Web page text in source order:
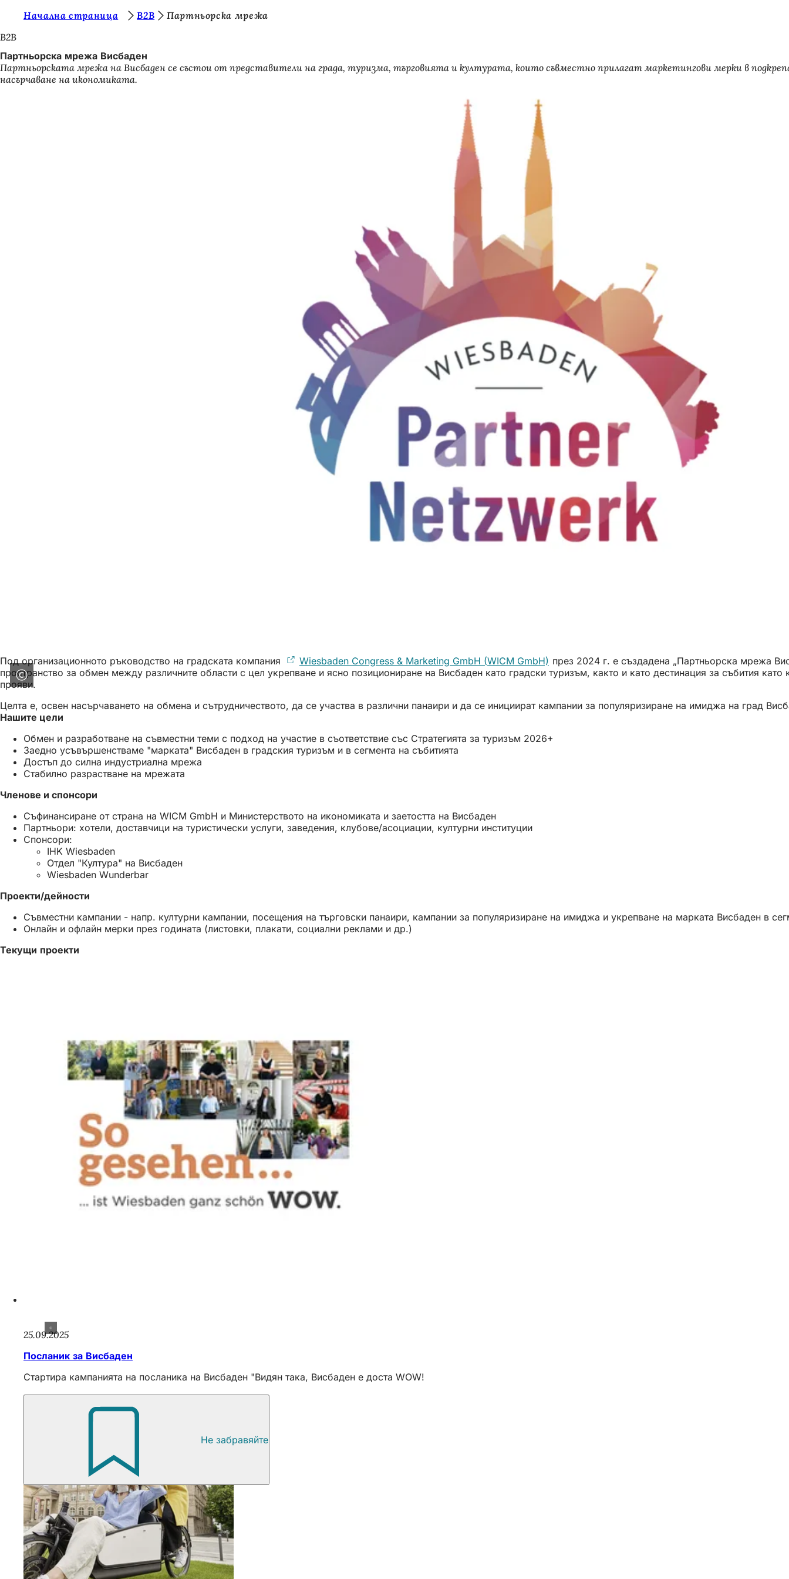
Преминаване към съдържанието
и
е
с
Начална страница B2B
Партньорска мрежа
B2B
Партньорска мрежа Висбаден
Партньорската мрежа на Висбаден се състои от представители на града, туризма, търговията и културата, които съвместно прилагат маркетингови мерки в
насърчаване на икономиката.
Под организационното ръководство на градската компания Wiesbaden Congress & Marketing GmbH (WICM GmbH) (Отваря
се
раздел)
през 2024 г. е създадена „Партньорска мрежа
пространство за обмен между различните области с цел укрепване и ясно позициониране на Висбаден като градски туризъм, както и като дестинация за събития
прояви.
Целта е, освен насърчаването на обмена и сътрудничеството, да се участва в различни панаири и да се инициират кампании за популяризиране на имиджа на град
Нашите цели
Обмен и разработване на съвместни теми с подход на участие в съответствие със Стратегията за туризъм 2026+
Заедно усъвършенстваме "марката" Висбаден в градския туризъм и в сегмента на събитията
Достъп до силна индустриална мрежа
Стабилно разрастване на мрежата
Членове и спонсори
Съфинансиране от страна на WICM GmbH и Министерството на икономиката и заетостта на Висбаден
Партньори: хотели, доставчици на туристически услуги, заведения, клубове/асоциации, културни институции
Спонсори:
IHK Wiesbaden
Отдел "Култура" на Висбаден
Wiesbaden Wunderbar
Проекти/дейности
Съвместни кампании - напр. културни кампании, посещения на търговски панаири, кампании за популяризиране на имиджа и укрепване на марката Висбаден в
Онлайн и офлайн мерки през годината (листовки, плакати, социални реклами и др.)
Текущи проекти
25.09.2025
Посланик за Висбаден
Стартира кампанията на посланика на Висбаден "Видян така, Висбаден е доста WOW!
Не забравяйте